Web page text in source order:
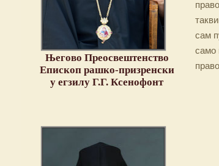
Његово Преосвештенство
Епископ рашко-призренски
у егзилу Г.Г. Ксенофонт
сам
само